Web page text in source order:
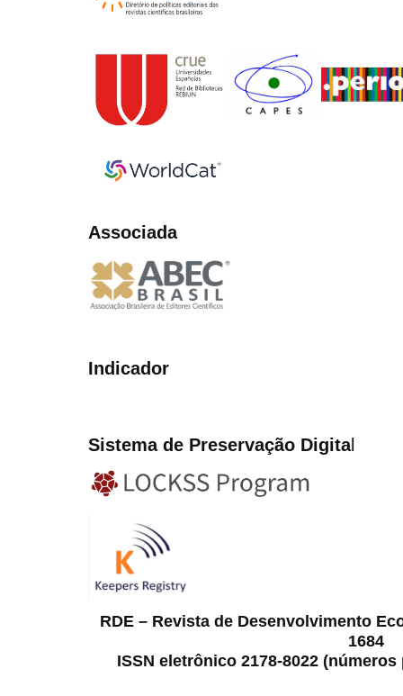
Associada
Indicador
Sistema de Preservação Digital
RDE – Revista de Desenvolvimento
1684
ISSN eletrônico 2178-8022